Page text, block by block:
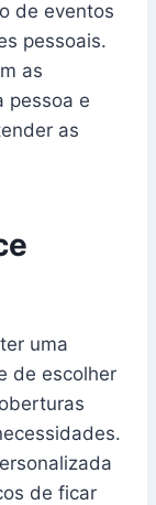
de eventos
pessoais.
as
pessoa e
as
uma
de escolher
de ficar